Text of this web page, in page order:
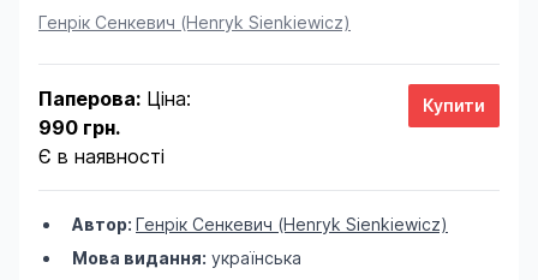
Product information
Генрік Сенкевич (Henryk Sienkiewicz)
Паперова: Ціна:
990 грн.
Є в наявності
Автор: Генрік Сенкевич (Henryk Sienkiewicz)
Мова видання: українська